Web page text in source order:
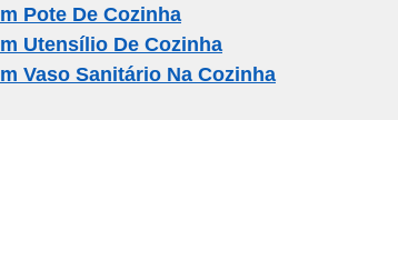
Pote De Cozinha
Utensílio De Cozinha
Vaso Sanitário Na Cozinha